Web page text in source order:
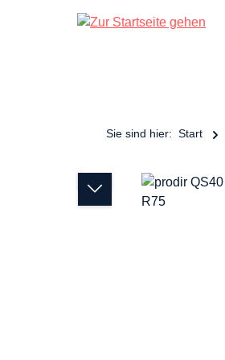
Zur Hauptnavigation springen
Sie sind hier: Start
Bildergalerie überspringen